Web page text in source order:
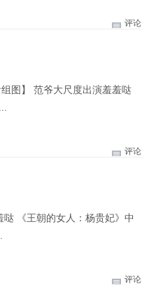
评论
图】 范爷大尺度出演羞羞哒
评论
《王朝的女人：杨贵妃》中
评论